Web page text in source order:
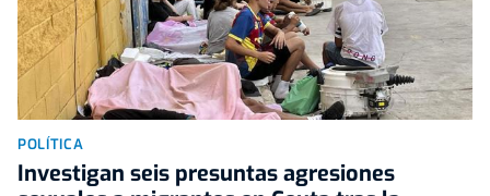
POLÍTICA
Investigan seis presuntas agresiones